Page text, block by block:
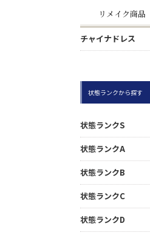
リメイク商品
チャイナドレス
状態ランクから探す
状態ランクS
状態ランクA
状態ランクB
状態ランクC
状態ランクD